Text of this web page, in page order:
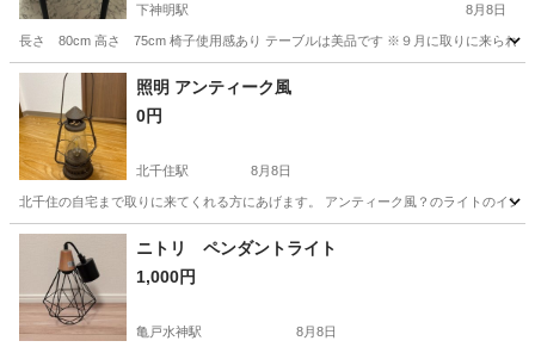
下神明駅 8月8日
長さ 80cm 高さ 75cm 椅子使用感あり テーブルは美品です ※９月に取りに来られ
東京 品川区 下神明駅 テーブル
照明 アンティーク風
0円
北千住駅 8月8日
北千住の自宅まで取りに来てくれる方にあげます。 アンティーク風？のライトのイ
東京 足立区 北千住駅 照明器具
ニトリ ペンダントライト
1,000円
亀戸水神駅 8月8日